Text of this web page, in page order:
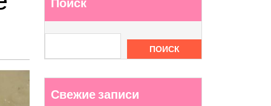
ПОИСК
Свежие записи